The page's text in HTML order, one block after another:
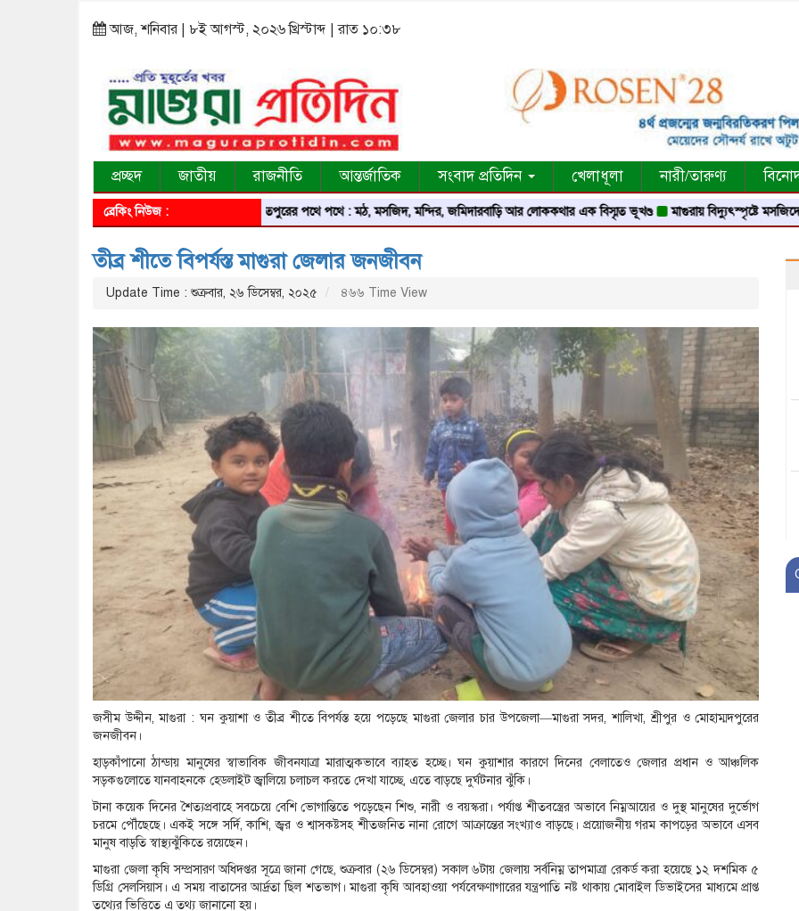
আজ, শনিবার | ৮ই আগস্ট, ২০২৬ খ্রিস্টাব্দ | রাত ১০:৩৮
প্রচ্ছদ জাতীয় রাজনীতি আন্তর্জাতিক সংবাদ প্রতিদিন খেলাধূলা নারী/তারুণ্য
ব্রেকিং নিউজ : শরীয়তপুরের পথে পথে : মঠ, মসজিদ, মন্দির, জমিদারবাড়ি আর লোককথার এক বিস্মৃত ভূখণ্ড মাগুরায় বিদ্যুৎস্পৃষ্টে মসজিদের
তীব্র শীতে বিপর্যস্ত মাগুরা জেলার জনজীবন
Update Time : শুক্রবার, ২৬ ডিসেম্বর, ২০২৫ ৪৬৬ Time View
জসীম উদ্দীন, মাগুরা : ঘন কুয়াশা ও তীব্র শীতে বিপর্যস্ত হয়ে পড়েছে মাগুরা জেলার চার উপজেলা—মাগুরা সদর, শালিখা, শ্রীপুর ও মোহাম্মদপুরের
জনজীবন।
হাড়কাঁপানো ঠান্ডায় মানুষের স্বাভাবিক জীবনযাত্রা মারাত্মকভাবে ব্যাহত হচ্ছে। ঘন কুয়াশার কারণে দিনের বেলাতেও জেলার প্রধান ও আঞ্চলিক
সড়কগুলোতে যানবাহনকে হেডলাইট জ্বালিয়ে চলাচল করতে দেখা যাচ্ছে, এতে বাড়ছে দুর্ঘটনার ঝুঁকি।
টানা কয়েক দিনের শৈত্যপ্রবাহে সবচেয়ে বেশি ভোগান্তিতে পড়েছেন শিশু, নারী ও বয়স্করা। পর্যাপ্ত শীতবস্ত্রের অভাবে নিম্নআয়ের ও দুস্থ মানুষের দুর্ভোগ
চরমে পৌঁছেছে। একই সঙ্গে সর্দি, কাশি, জ্বর ও শ্বাসকষ্টসহ শীতজনিত নানা রোগে আক্রান্তের সংখ্যাও বাড়ছে। প্রয়োজনীয় গরম কাপড়ের অভাবে এসব
মানুষ বাড়তি স্বাস্থ্যঝুঁকিতে রয়েছেন।
মাগুরা জেলা কৃষি সম্প্রসারণ অধিদপ্তর সূত্রে জানা গেছে, শুক্রবার (২৬ ডিসেম্বর) সকাল ৬টায় জেলায় সর্বনিম্ন তাপমাত্রা রেকর্ড করা হয়েছে ১২ দশমিক ৫
ডিগ্রি সেলসিয়াস। এ সময় বাতাসের আর্দ্রতা ছিল শতভাগ। মাগুরা কৃষি আবহাওয়া পর্যবেক্ষণাগারের যন্ত্রপাতি নষ্ট থাকায় মোবাইল ডিভাইসের মাধ্যমে প্রাপ্ত
তথ্যের ভিত্তিতে এ তথ্য জানানো হয়।